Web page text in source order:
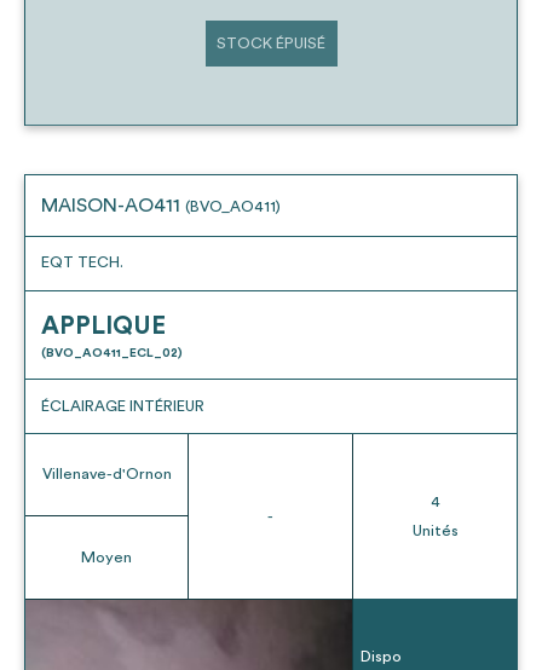
STOCK ÉPUISÉ
MAISON-AO411 (BVO_AO411)
EQT TECH.
APPLIQUE
(BVO_AO411_ECL_02)
ÉCLAIRAGE INTÉRIEUR
Villenave-d'Ornon
Moyen
-
4
Unités
Dispo